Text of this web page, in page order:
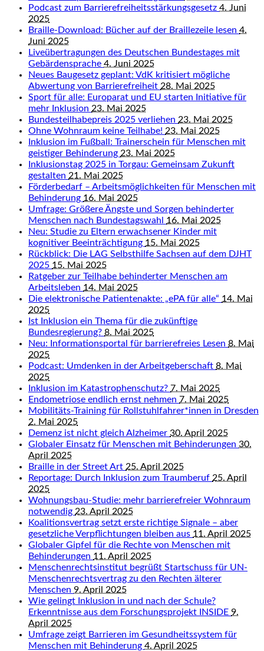
Podcast zum Barrierefreiheitsstärkungsgesetz 4. Juni
2025
Braille-Download: Bücher auf der Braillezeile lesen 4.
Juni 2025
Liveübertragungen des Deutschen Bundestages mit
Gebärdensprache 4. Juni 2025
Neues Baugesetz geplant: VdK kritisiert mögliche
Abwertung von Barrierefreiheit 28. Mai 2025
Sport für alle: Europarat und EU starten Initiative für
mehr Inklusion 23. Mai 2025
Bundesteilhabepreis 2025 verliehen 23. Mai 2025
Ohne Wohnraum keine Teilhabe! 23. Mai 2025
Inklusion im Fußball: Trainerschein für Menschen mit
geistiger Behinderung 23. Mai 2025
Inklusionstag 2025 in Torgau: Gemeinsam Zukunft
gestalten 21. Mai 2025
Förderbedarf – Arbeitsmöglichkeiten für Menschen mit
Behinderung 16. Mai 2025
Umfrage: Größere Ängste und Sorgen behinderter
Menschen nach Bundestagswahl 16. Mai 2025
Neu: Studie zu Eltern erwachsener Kinder mit
kognitiver Beeinträchtigung 15. Mai 2025
Rückblick: Die LAG Selbsthilfe Sachsen auf dem DJHT
2025 15. Mai 2025
Ratgeber zur Teilhabe behinderter Menschen am
Arbeitsleben 14. Mai 2025
Die elektronische Patientenakte: „ePA für alle“ 14. Mai
2025
Ist Inklusion ein Thema für die zukünftige
Bundesregierung? 8. Mai 2025
Neu: Informationsportal für barrierefreies Lesen 8. Mai
2025
Podcast: Umdenken in der Arbeitgeberschaft 8. Mai
2025
Inklusion im Katastrophenschutz? 7. Mai 2025
Endometriose endlich ernst nehmen 7. Mai 2025
Mobilitäts-Training für Rollstuhlfahrer*innen in Dresden
2. Mai 2025
Demenz ist nicht gleich Alzheimer 30. April 2025
Globaler Einsatz für Menschen mit Behinderungen 30.
April 2025
Braille in der Street Art 25. April 2025
Reportage: Durch Inklusion zum Traumberuf 25. April
2025
Wohnungsbau-Studie: mehr barrierefreier Wohnraum
notwendig 23. April 2025
Koalitionsvertrag setzt erste richtige Signale – aber
gesetzliche Verpflichtungen bleiben aus 11. April 2025
Globaler Gipfel für die Rechte von Menschen mit
Behinderungen 11. April 2025
Menschenrechtsinstitut begrüßt Startschuss für UN-
Menschenrechtsvertrag zu den Rechten älterer
Menschen 9. April 2025
Wie gelingt Inklusion in und nach der Schule?
Erkenntnisse aus dem Forschungsprojekt INSIDE 9.
April 2025
Umfrage zeigt Barrieren im Gesundheitssystem für
Menschen mit Behinderung 4. April 2025